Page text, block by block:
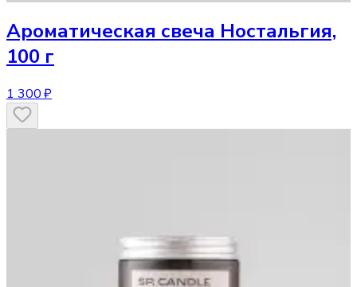
Ароматическая свеча Ностальгия,
100 г
1 300 ₽